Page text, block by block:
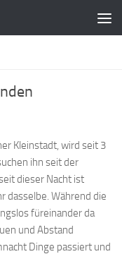
Kleinstadt, wird seit 3
ihn seit der
dieser Nacht ist
dasselbe. Während die
füreinander da
und Abstand
Dinge passiert und